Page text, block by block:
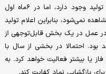
زمستان به‌دلیل محدودیت گاز، افت تولید وجود دارد، اما در ۶ماه اول
نمی‌شود، بنابراین اعلام تولید
عمل در یک بخش قابل‌توجهی از
احتمالا در بخشی از سال با
یا بیشتر فعالیت خواهد کرد. به